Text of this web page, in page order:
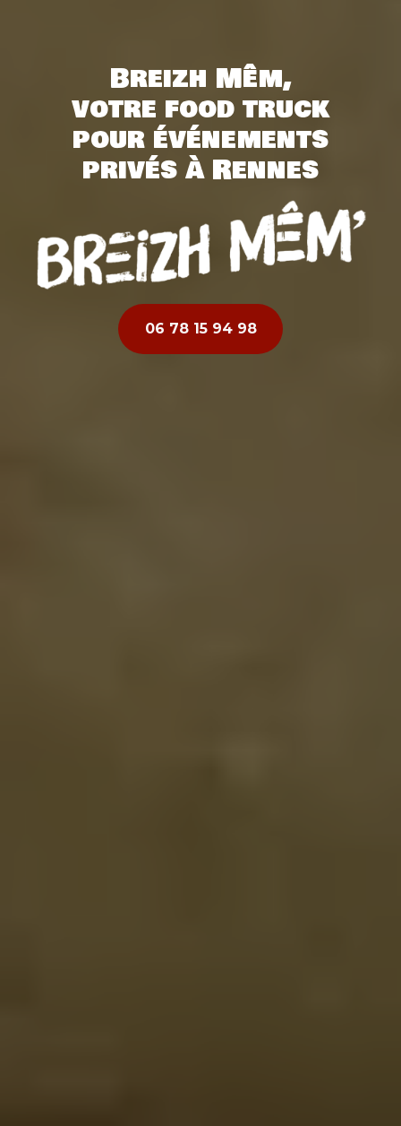
Breizh Mêm,
votre food truck
pour événements
privés à Rennes
06 78 15 94 98